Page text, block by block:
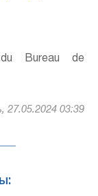
Bureau de
27.05.2024 03:39